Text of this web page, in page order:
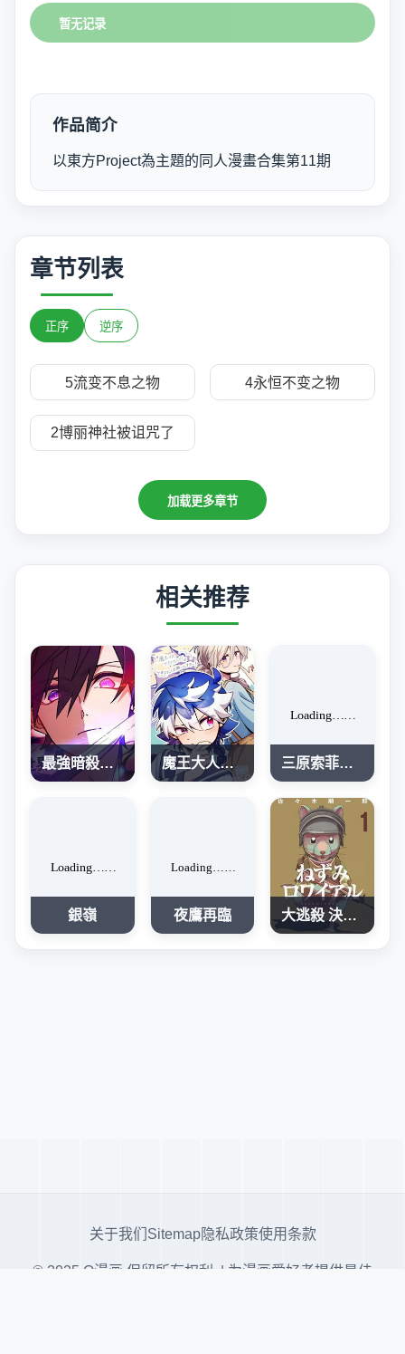
暂无记录
作品简介
以東方Project為主題的同人漫畫合集第11期
章节列表
正序 逆序
5流变不息之物 4永恒不变之物
2博丽神社被诅咒了
加载更多章节
相关推荐
最強暗殺者異世界轉移 魔王大人、再再再续前缘！ 三原索菲亞才不可怕呢
銀嶺 夜鷹再臨 大逃殺 決一鼠戰
关于我们 Sitemap隐私政策使用条款
© 2025 Q漫画 保留所有权利. | 为漫画爱好者提供最佳